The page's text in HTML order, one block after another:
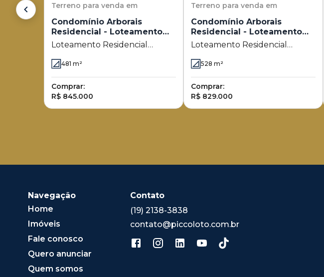
Terreno para venda em
Condomínio Arborais
Residencial - Loteamento
Residencial Arborais
Loteamento Residencial
481 m²
Comprar:
R$ 845.000
Terreno para venda em
Condomínio Arborais
Residencial - Loteamento
Residencial Arborais
Loteamento Residencial
528 m²
Comprar:
R$ 829.000
Navegação
Home
Imóveis
Fale conosco
Quero anunciar
Quem somos
Contato
(19) 2138-3838
contato@piccoloto.com.br